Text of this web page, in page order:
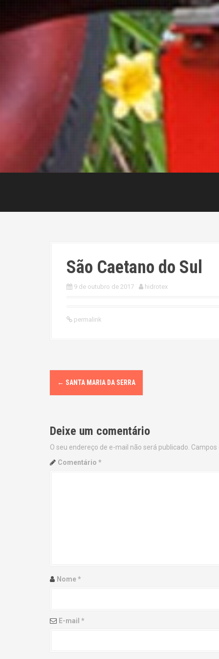
São Caetano do Sul
9 de outubro de 2017 hidrotex
permalink
P
o
t
n
n
← SANTA MARIA DA SERRA
Deixe um comentário
O seu endereço de e-mail não será publicado.
Comentário *
Nome*
E-mail *